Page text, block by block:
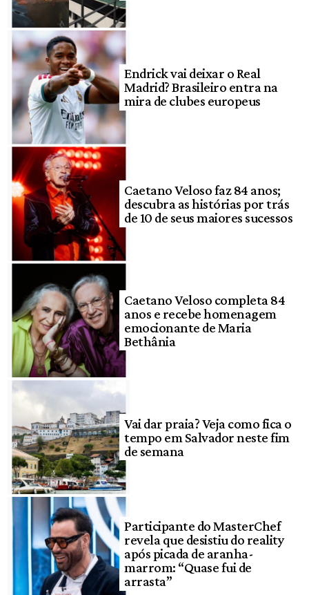
Endrick vai deixar o Real
Madrid? Brasileiro entra na
mira de clubes europeus
Caetano Veloso faz 84 anos;
descubra as histórias por trás
de 10 de seus maiores sucessos
Caetano Veloso completa 84
anos e recebe homenagem
emocionante de Maria
Bethânia
Vai dar praia? Veja como fica o
tempo em Salvador neste fim
de semana
Participante do MasterChef
revela que desistiu do reality
após picada de aranha-
marrom: “Quase fui de
arrasta”